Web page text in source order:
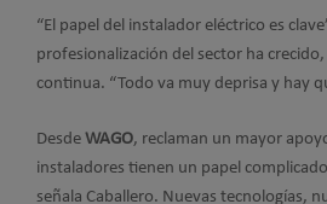
“El papel del instalador eléctrico es
profesionalización del sector ha
continua. “Todo va muy deprisa y hay
Desde WAGO, reclaman un mayor
instaladores tienen un papel
señala Caballero. Nuevas tecnologías,